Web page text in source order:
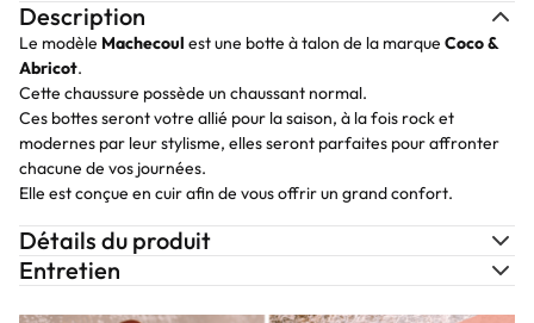
Description
Le modèle Machecoul est une botte à talon de la marque Coco &
Abricot.
Cette chaussure possède un chaussant normal.
Ces bottes seront votre allié pour la saison, à la fois rock et
modernes par leur stylisme, elles seront parfaites pour affronter
chacune de vos journées.
Elle est conçue en cuir afin de vous offrir un grand confort.
Détails du produit
Entretien